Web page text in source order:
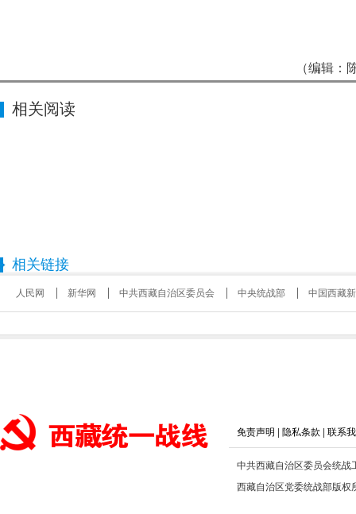
（编辑：
相关阅读
相关链接
人民网 新华网 中共西藏自治区委员会 中央统战部 中国西藏
免责声明 隐私条款 联系
中共西藏自治区委员会统
西藏自治区党委统战部版